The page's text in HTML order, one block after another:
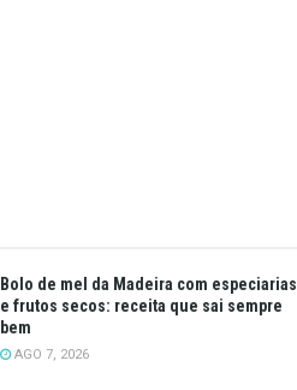
Bolo de mel da Madeira com especiarias
e frutos secos: receita que sai sempre
bem
AGO 7, 2026